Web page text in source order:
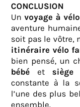
CONCLUSION
Unvoyage à
aventure
soit pas le vôtre,
itinéraire vélo
bien pensé, un
bébé et siège
constante à la
l’une des plus
ensemble.